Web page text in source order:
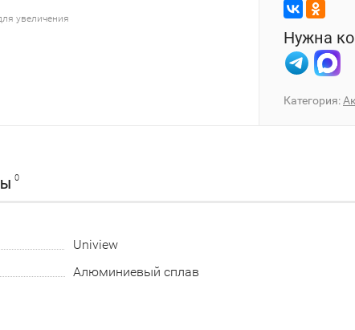
увеличения
Нужна
Категория:
0
Uniview
Алюминиевый сплав